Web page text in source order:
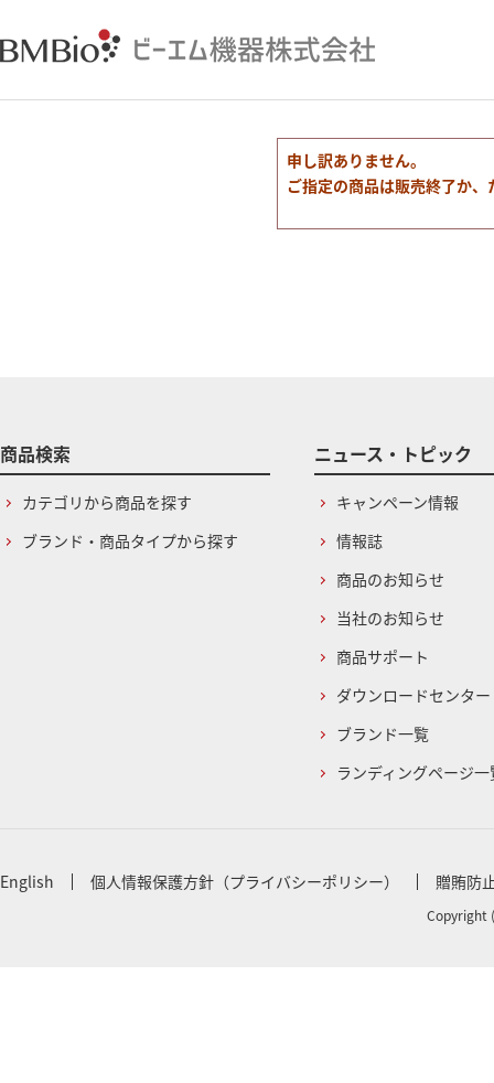
申し訳ありません。
ご指定の商品は販売終了か
商品検索
カテゴリから商品を探す
ブランド・商品タイプから探す
ニュース・トピック
キャンペーン情報
情報誌
商品のお知らせ
当社のお知らせ
商品サポート
ダウンロードセンター
ブランド一覧
ランディングページ一
English 個人情報保護方針（プライバシーポリシー） 贈賄防
Copyright